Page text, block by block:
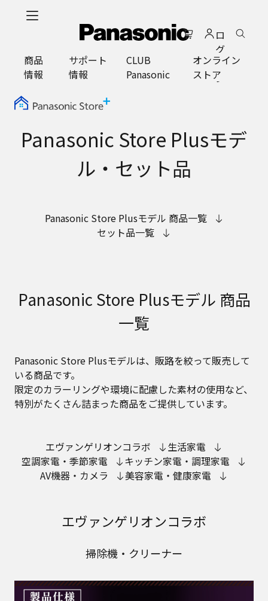
ロ
グ
イ
ン
商品
情報
サポート
情報
CLUB
Panasonic
オンライン
ストア
Panasonic Store Plusモデ
ル・セット品
Panasonic Store Plusモデル 商品一覧
セット品一覧
Panasonic Store Plusモデル 商品
一覧
Panasonic Store Plusモデルは、販路を絞って販売して
いる商品です。
限定のカラーリングや環境に配慮した素材の使用など、
特別がたくさん詰まった商品をご提供しています。
エヴァンゲリオンコラボ
生活家電
空調家電・季節家電
キッチン家電・調理家電
AV機器・カメラ
美容家電・健康家電
エヴァンゲリオンコラボ
掃除機・クリーナー